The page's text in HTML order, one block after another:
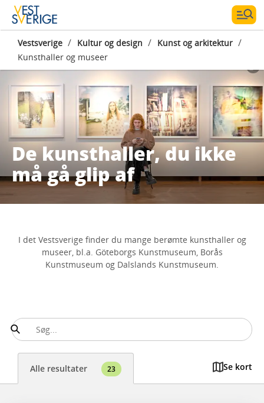
Vestsverige / Kultur og design / Kunst og arkitektur /
Kunsthaller og museer
De kunsthaller, du ikke
må gå glip af
I det Vestsverige finder du mange berømte kunsthaller og
museer, bl.a. Göteborgs Kunstmuseum, Borås
Kunstmuseum og Dalslands Kunstmuseum.
Alle resultater 23 Se kort